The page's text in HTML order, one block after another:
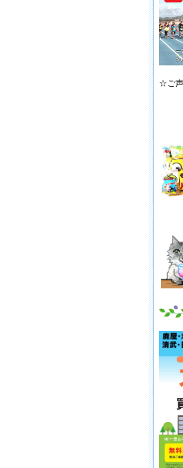
☆ご声
ご